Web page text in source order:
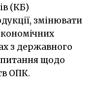
(КБ)
змінювати
з державного
щодо
ОПК.